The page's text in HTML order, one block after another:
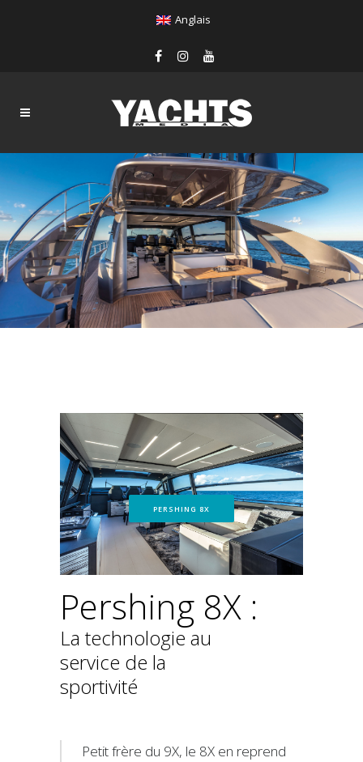
Anglais
PERSHING 8X
Pershing 8X :
La technologie au
service de la
sportivité
Petit frère du 9X, le 8X en reprend